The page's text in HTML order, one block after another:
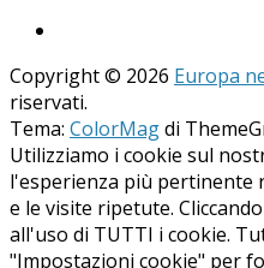
Copyright © 2026 Europa
riservati.
Tema: ColorMagdi
Utilizziamo i cookie sul
l'esperienza più pertinente
e le visite ripetute.
all'uso di TUTTI i cookie.
"Impostazioni cookie" per